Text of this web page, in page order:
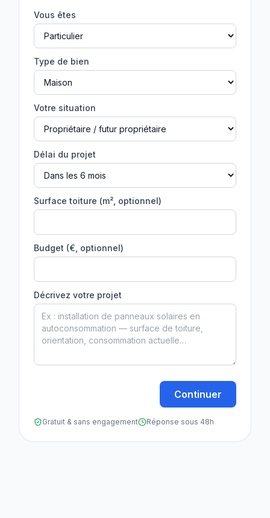
Vous êtes
Type de bien
Votre situation
Délai du projet
Surface toiture (m², optionnel)
Budget (€, optionnel)
Décrivez votre projet
Continuer
Gratuit & sans engagement Réponse sous 48h